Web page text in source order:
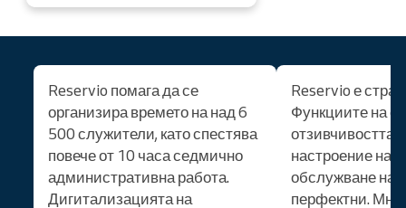
Reservio помага да се
организира времето на над 6
500 служители, като спестява
повече от 10 часа седмично
административна работа.
Дигитализацията на
Reservio е
Функциите на
отзивчивостта
настроение на
обслужване на
перфектни.